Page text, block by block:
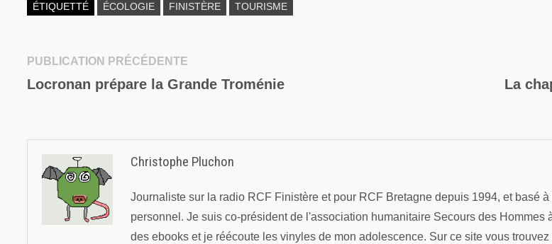
ÉTIQUETTÉ ÉCOLOGIE FINISTÈRE TOURISME
Navigation
PUBLICATION PRÉCÉDENTE
précédente :
Locronan prépare la Grande Troménie La
Christophe Pluchon
Journaliste sur la radio RCF Finistère et pour RCF Bretagne depuis 1994, et basé
personnel. Je suis co-président de l'association humanitaire Secours des
des ebooks et je réécoute les vinyles de mon adolescence. Sur ce site vous